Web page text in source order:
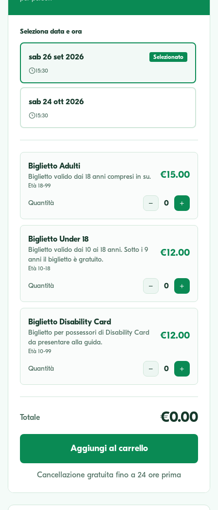
Seleziona data e ora
sab 26 set 2026
Selezionato
15:30
sab 24 ott 2026
15:30
Biglietto Adulti
Biglietto valido dai 18 anni compresi in su.
Età 18-99
€15.00
Quantità − 0 +
Biglietto Under 18
Biglietto valido dai 10 ai 18 anni. Sotto i 9
anni il biglietto è gratuito.
Età 10-18
€12.00
Quantità − 0 +
Biglietto Disability Card
Biglietto per possessori di Disability Card
da presentare alla guida.
Età 10-99
€12.00
Quantità − 0 +
Totale €0.00
Aggiungi al carrello
Cancellazione gratuita fino a 24 ore prima